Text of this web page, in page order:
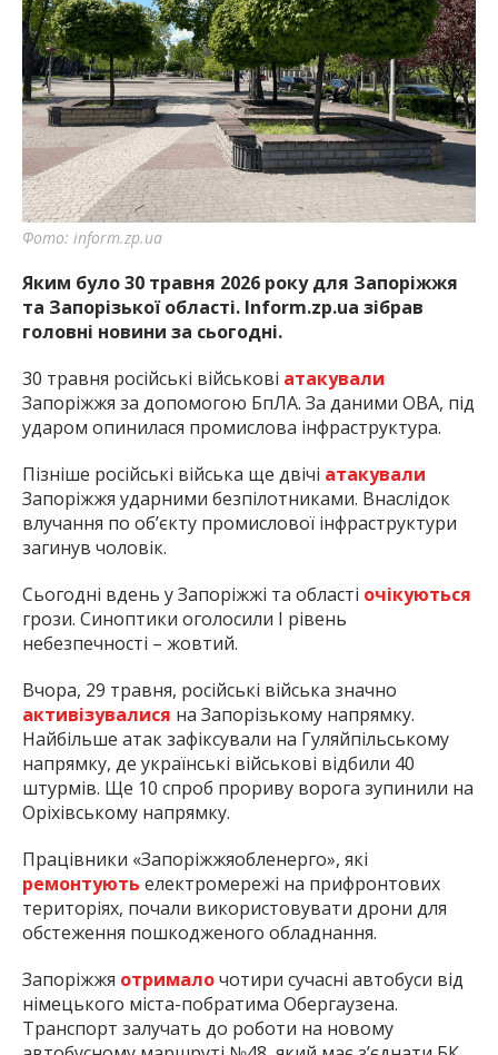
Фото: inform.zp.ua
Яким було 30 травня 2026 року для Запоріжжя
та Запорізької області. Inform.zp.ua зібрав
головні новини за сьогодні.
30 травня російські військові атакували
Запоріжжя за допомогою БпЛА. За даними ОВА, під
ударом опинилася промислова інфраструктура.
Пізніше російські війська ще двічі атакували
Запоріжжя ударними безпілотниками. Внаслідок
влучання по об’єкту промислової інфраструктури
загинув чоловік.
Сьогодні вдень у Запоріжжі та області очікуються
грози. Синоптики оголосили І рівень
небезпечності – жовтий.
Вчора, 29 травня, російські війська значно
активізувалися на Запорізькому напрямку.
Найбільше атак зафіксували на Гуляйпільському
напрямку, де українські військові відбили 40
штурмів. Ще 10 спроб прориву ворога зупинили на
Оріхівському напрямку.
Працівники «Запоріжжяобленерго», які
ремонтують електромережі на прифронтових
територіях, почали використовувати дрони для
обстеження пошкодженого обладнання.
Запоріжжя отрималочотири сучасні автобуси від
німецького міста-побратима Обергаузена.
Транспорт залучать до роботи на новому